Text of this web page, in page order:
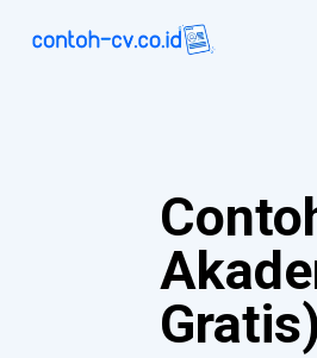
Gratis)